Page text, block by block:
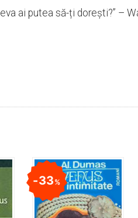
ai putea să-ți dorești?” –
33%